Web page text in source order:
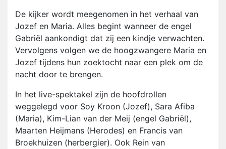
De kijker wordt meegenomen in het verhaal van
Jozef en Maria. Alles begint wanneer de engel
Gabriël aankondigt dat zij een kindje verwachten.
Vervolgens volgen we de hoogzwangere Maria en
Jozef tijdens hun zoektocht naar een plek om de
nacht door te brengen.
In het live-spektakel zijn de hoofdrollen
weggelegd voor Soy Kroon (Jozef), Sara Afiba
(Maria), Kim-Lian van der Meij (engel Gabriël),
Maarten Heijmans (Herodes) en Francis van
Broekhuizen (herbergier). Ook Rein van